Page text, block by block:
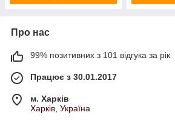
Про нас
99% позитивних з 101 відгука за рік
Працює з 30.01.2017
м. Харків
Харків, Україна